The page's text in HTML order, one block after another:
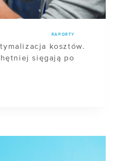
RAPORTY
kosztów.
sięgają po